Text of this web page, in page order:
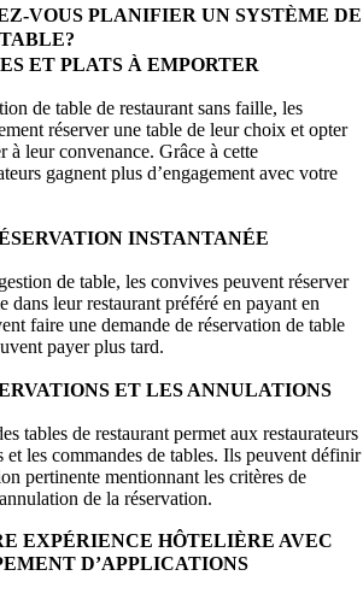
VOUS PLANIFIER UN SYSTÈME DE
ET PLATS À EMPORTER
de table de restaurant sans faille, les
réserver une table de leur choix et opter
à leur convenance. Grâce à cette
gagnent plus d’engagement avec votre
INSTANTANÉE
de table, les convives peuvent réserver
dans leur restaurant préféré en payant en
faire une demande de réservation de table
payer plus tard.
ET LES ANNULATIONS
tables de restaurant permet aux restaurateurs
et les commandes de tables. Ils peuvent définir
pertinente mentionnant les critères de
de la réservation.
EXPÉRIENCE HÔTELIÈRE AVEC
D’APPLICATIONS